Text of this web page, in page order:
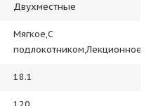
Двухместные
Мягкое,С
подлокотником,Лекционное
18.1